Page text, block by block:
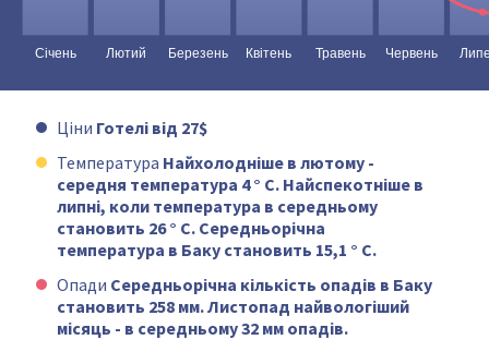
Ціни Готелі від 27$
Температура Найхолодніше в лютому -
середня температура 4 ° C. Найспекотніше в
липні, коли температура в середньому
становить 26 ° C. Середньорічна
температура в Баку становить 15,1 ° C.
Опади Середньорічна кількість опадів в Баку
становить 258 мм. Листопад найвологіший
місяць - в середньому 32 мм опадів.